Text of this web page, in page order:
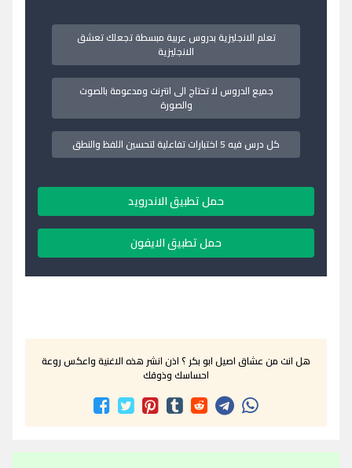
تعلم الانجليزية بدروس عربية مبسطة تجعلك تعشق
الانجليزية
جميع الدروس لا تحتاج الى انترنت ومدعومة بالصوت
والصورة
كل درس فيه 5 اختبارات تفاعلية لتحسين اللفظ والنطق
حمل تطبيق الاندرويد
حمل تطبيق الايفون
هل انت من عشاق اصيل ابو بكر ؟ اذن انشر هذه الاغنية واعكس روعة
احساسك وذوقك